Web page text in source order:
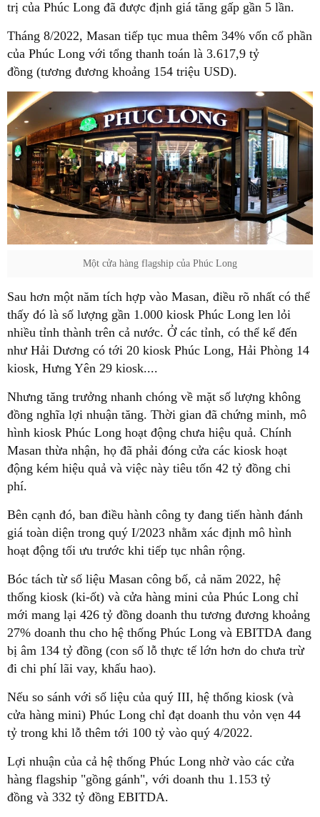
trị của Phúc Long đã được định giá tăng gấp gần 5 lần.
Tháng 8/2022, Masan tiếp tục mua thêm 34% vốn cổ phần
của Phúc Long với tổng thanh toán là 3.617,9 tỷ
đồng (tương đương khoảng 154 triệu USD).
Một cửa hàng flagship của Phúc Long
Sau hơn một năm tích hợp vào Masan, điều rõ nhất có thể
thấy đó là số lượng gần 1.000 kiosk Phúc Long len lỏi
nhiều tỉnh thành trên cả nước. Ở các tỉnh, có thể kể đến
như Hải Dương có tới 20 kiosk Phúc Long, Hải Phòng 14
kiosk, Hưng Yên 29 kiosk....
Nhưng tăng trưởng nhanh chóng về mặt số lượng không
đồng nghĩa lợi nhuận tăng. Thời gian đã chứng minh, mô
hình kiosk Phúc Long hoạt động chưa hiệu quả. Chính
Masan thừa nhận, họ đã phải đóng cửa các kiosk hoạt
động kém hiệu quả và việc này tiêu tốn 42 tỷ đồng chi
phí.
Bên cạnh đó, ban điều hành công ty đang tiến hành đánh
giá toàn diện trong quý I/2023 nhằm xác định mô hình
hoạt động tối ưu trước khi tiếp tục nhân rộng.
Bóc tách từ số liệu Masan công bố, cả năm 2022, hệ
thống kiosk (ki-ốt) và cửa hàng mini của Phúc Long chỉ
mới mang lại 426 tỷ đồng doanh thu tương đương khoảng
27% doanh thu cho hệ thống Phúc Long và EBITDA đang
bị âm 134 tỷ đồng (con số lỗ thực tế lớn hơn do chưa trừ
đi chi phí lãi vay, khấu hao).
Nếu so sánh với số liệu của quý III, hệ thống kiosk (và
cửa hàng mini) Phúc Long chỉ đạt doanh thu vỏn vẹn 44
tỷ trong khi lỗ thêm tới 100 tỷ vào quý 4/2022.
Lợi nhuận của cả hệ thống Phúc Long nhờ vào các cửa
hàng flagship "gồng gánh", với doanh thu 1.153 tỷ
đồng và 332 tỷ đồng EBITDA.